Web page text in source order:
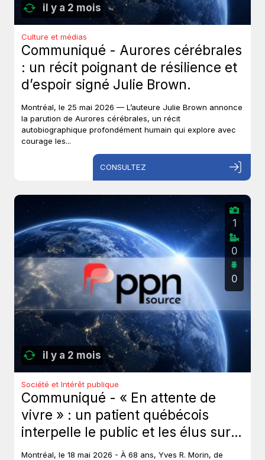
il y a 2 mois
Culture et médias
Communiqué - Aurores cérébrales
: un récit poignant de résilience et
d’espoir signé Julie Brown.
Montréal, le 25 mai 2026 — L’auteure Julie Brown annonce
la parution de Aurores cérébrales, un récit
autobiographique profondément humain qui explore avec
courage les...
CONSULTEZ
il y a 2 mois
1
0
0
Société et Intérêt publique
Communiqué - « En attente de
vivre » : un patient québécois
interpelle le public et les élus sur
le don d’organes.
Montréal, le 18 mai 2026 - À 68 ans, Yves R. Morin, de